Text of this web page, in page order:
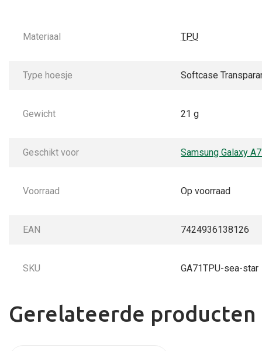
Materiaal TPU
Type hoesje Softcase
Gewicht 21 g
Geschikt voor Samsung Galaxy
Voorraad Op voorraad
EAN 7424936138126
SKU GA71TPU-sea-star
Gerelateerde producten